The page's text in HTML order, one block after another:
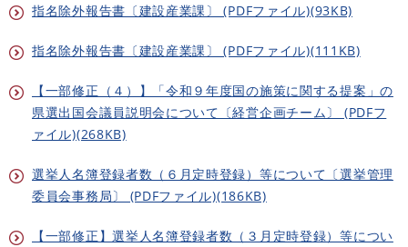
指名除外報告書〔建設産業課〕 (PDFファイル)(93KB)
指名除外報告書〔建設産業課〕 (PDFファイル)(111KB)
【一部修正（４）】「令和９年度国の施策に関する提案」の
県選出国会議員説明会について〔経営企画チーム〕 (PDFフ
ァイル)(268KB)
選挙人名簿登録者数（６月定時登録）等について〔選挙管理
委員会事務局〕 (PDFファイル)(186KB)
【一部修正】選挙人名簿登録者数（３月定時登録）等につい